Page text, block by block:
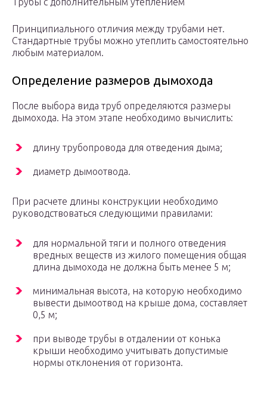
Принципиального отличия между трубами нет.
Стандартные трубы можно утеплить самостоятельно
любым материалом.
Определение размеров дымохода
После выбора вида труб определяются размеры
дымохода. На этом этапе необходимо вычислить:
длину трубопровода для отведения дыма;
диаметр дымоотвода.
При расчете длины конструкции необходимо
руководствоваться следующими правилами:
для нормальной тяги и полного отведения
вредных веществ из жилого помещения общая
длина дымохода не должна быть менее 5 м;
минимальная высота, на которую необходимо
вывести дымоотвод на крыше дома, составляет
0,5 м;
при выводе трубы в отдалении от конька
крыши необходимо учитывать допустимые
нормы отклонения от горизонта.